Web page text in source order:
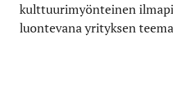
kulttuurimyönteinen
luontevana yrityksen